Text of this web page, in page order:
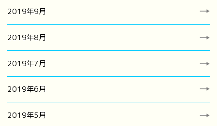
2019年9月
2019年8月
2019年7月
2019年6月
2019年5月